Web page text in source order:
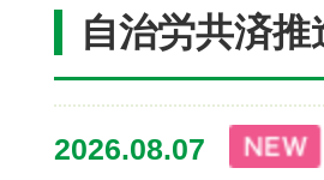
自治労共済
2026.08.07